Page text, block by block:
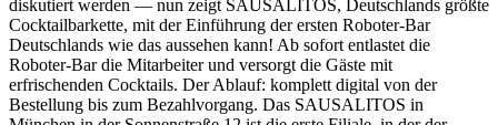
diskutiert werden — nun zeigt SAUSALITOS, Deutschlands größte
Cocktailbarkette, mit der Einführung der ersten Roboter-Bar
Deutschlands wie das aussehen kann! Ab sofort entlastet die
Roboter-Bar die Mitarbeiter und versorgt die Gäste mit
erfrischenden Cocktails. Der Ablauf: komplett digital von der
Bestellung bis zum Bezahlvorgang. Das SAUSALITOS in